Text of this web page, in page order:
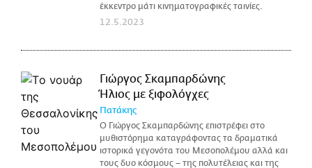
έκκεντρο μάτι κινηματογραφικές ταινίες.
12.5.2023
Γιώργος Σκαμπαρδώνης
Ήλιος με ξιφολόγχες
Πατάκης
Ο Γιώργος Σκαμπαρδώνης επιστρέφει στο
μυθιστόρημα καταγράφοντας τα δραματικά
ιστορικά γεγονότα του Μεσοπολέμου αλλά και
τους δυο κόσμους – της πολυτέλειας και της